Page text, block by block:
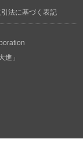
法に基づく表記
進」